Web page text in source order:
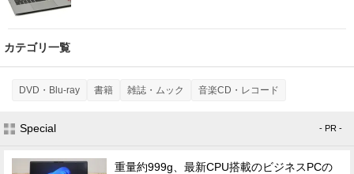
カテゴリ一覧
DVD・Blu-ray 書籍 雑誌・ムック 音楽CD・レコード
Special - PR -
重量約999g、最新CPU搭載のビジネスPCの